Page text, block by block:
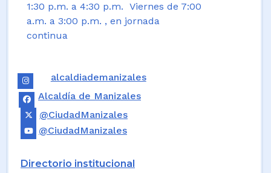
1:30 p.m. a 4:30 p.m. Viernes de 7:00
a.m. a 3:00 p.m. , en jornada
continua
alcaldiademanizales
Alcaldía de Manizales
@CiudadManizales
@CiudadManizales
Directorio institucional